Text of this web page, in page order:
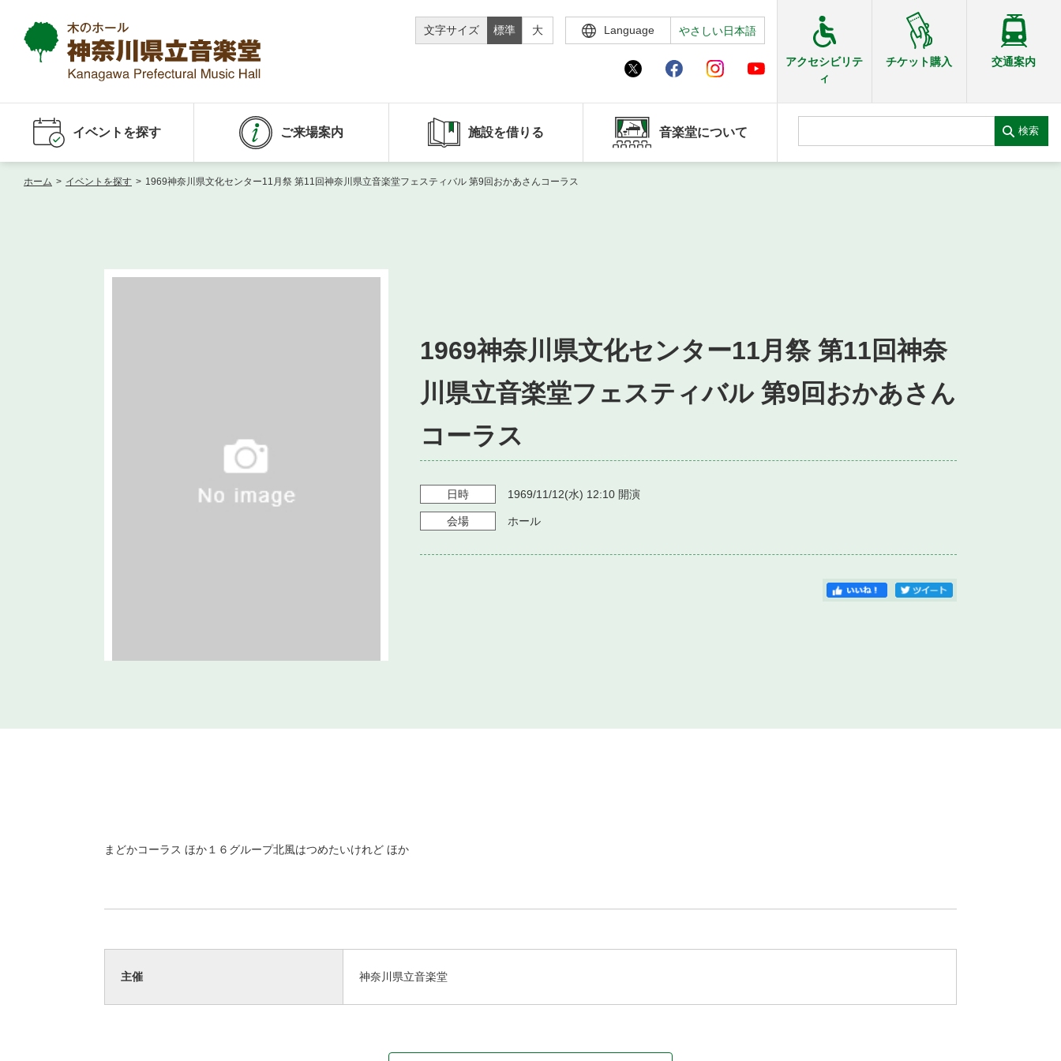
文字サイズ 標準 大 Language やさしい日本語
アクセシビリテ
ィ
チケット購入 交通案内
イベントを探す ご来場案内 施設を借りる 音楽堂について 検索
ホーム > イベントを探す > 1969神奈川県文化センター11月祭 第11回神奈川県立音楽堂フェスティバル 第9回おかあさんコーラス
1969神奈川県文化センター11月祭 第11回神奈
川県立音楽堂フェスティバル 第9回おかあさん
コーラス
日時 1969/11/12(水) 12:10 開演
会場 ホール
まどかコーラス ほか１６グループ北風はつめたいけれど ほか
主催 神奈川県立音楽堂